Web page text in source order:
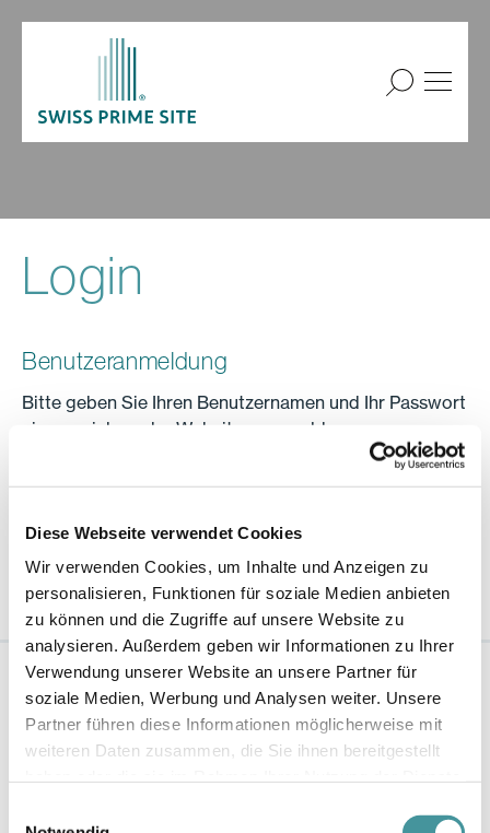
Diese Webseite verwendet Cookies
Wir verwenden Cookies, um Inhalte und Anzeigen zu
personalisieren, Funktionen für soziale Medien anbieten
zu können und die Zugriffe auf unsere Website zu
analysieren. Außerdem geben wir Informationen zu Ihrer
Verwendung unserer Website an unsere Partner für
soziale Medien, Werbung und Analysen weiter. Unsere
Partner führen diese Informationen möglicherweise mit
weiteren Daten zusammen, die Sie ihnen bereitgestellt
Login
Benutzeranmeldung
Bitte geben Sie Ihren Benutzernamen und Ihr Passwort
ein, um sich an der Website anzumelden.
Benutzername:
HAUPTSITZ
Swiss Prime Site AG